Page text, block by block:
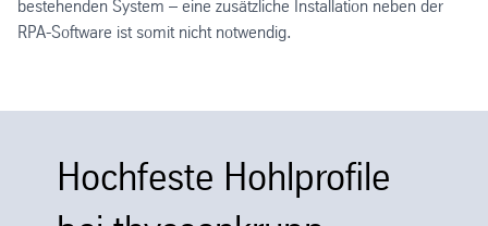
bestehenden System – eine zusätzliche Installation neben der
RPA-Software ist somit nicht notwendig.
Hochfeste Hohlprofile